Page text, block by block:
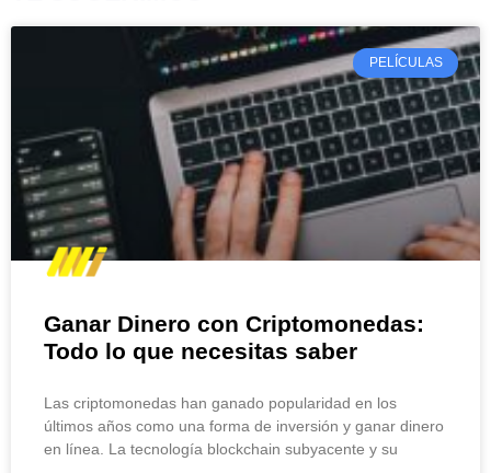
PELÍCULAS
Ganar Dinero con Criptomonedas:
Todo lo que necesitas saber
Las criptomonedas han ganado popularidad en los
últimos años como una forma de inversión y ganar dinero
en línea. La tecnología blockchain subyacente y su